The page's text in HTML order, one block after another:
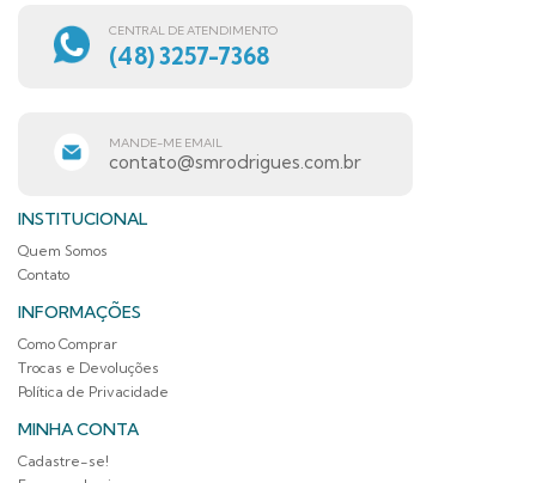
CENTRAL DE ATENDIMENTO
(48) 3257-7368
MANDE-ME EMAIL
contato@smrodrigues.com.br
INSTITUCIONAL
Quem Somos
Contato
INFORMAÇÕES
Como Comprar
Trocas e Devoluções
Política de Privacidade
MINHA CONTA
Cadastre-se!